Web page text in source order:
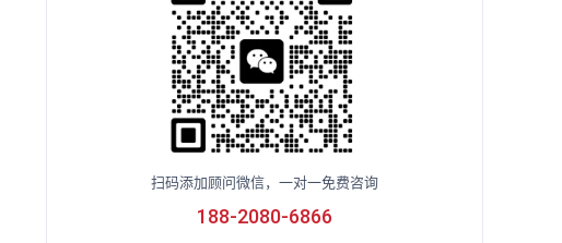
扫码添加顾问微信，一对一免费咨询
188-2080-6866